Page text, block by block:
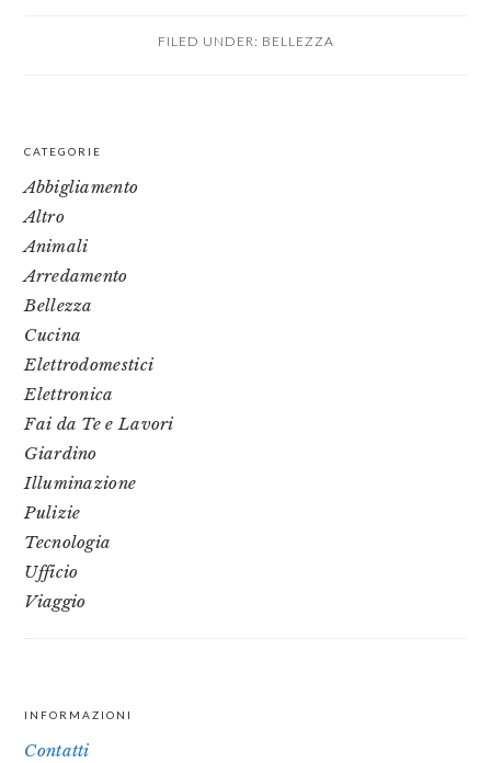
FILED UNDER: BELLEZZA
PRIMARY
SIDEBAR
CATEGORIE
Abbigliamento
Altro
Animali
Arredamento
Bellezza
Cucina
Elettrodomestici
Elettronica
Fai da Te e Lavori
Giardino
Illuminazione
Pulizie
Tecnologia
Ufficio
Viaggio
FOOTER
INFORMAZIONI
Contatti